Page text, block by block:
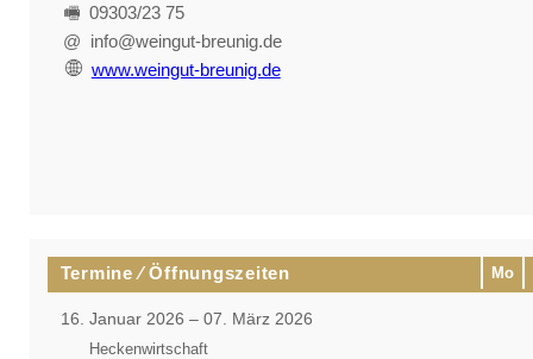
🖷 09303/23 75
@ info@weingut-breunig.de
www.weingut-breunig.de
Termine ⁄ Öffnungszeiten Mo
16. Januar 2026 – 07. März 2026
Heckenwirtschaft